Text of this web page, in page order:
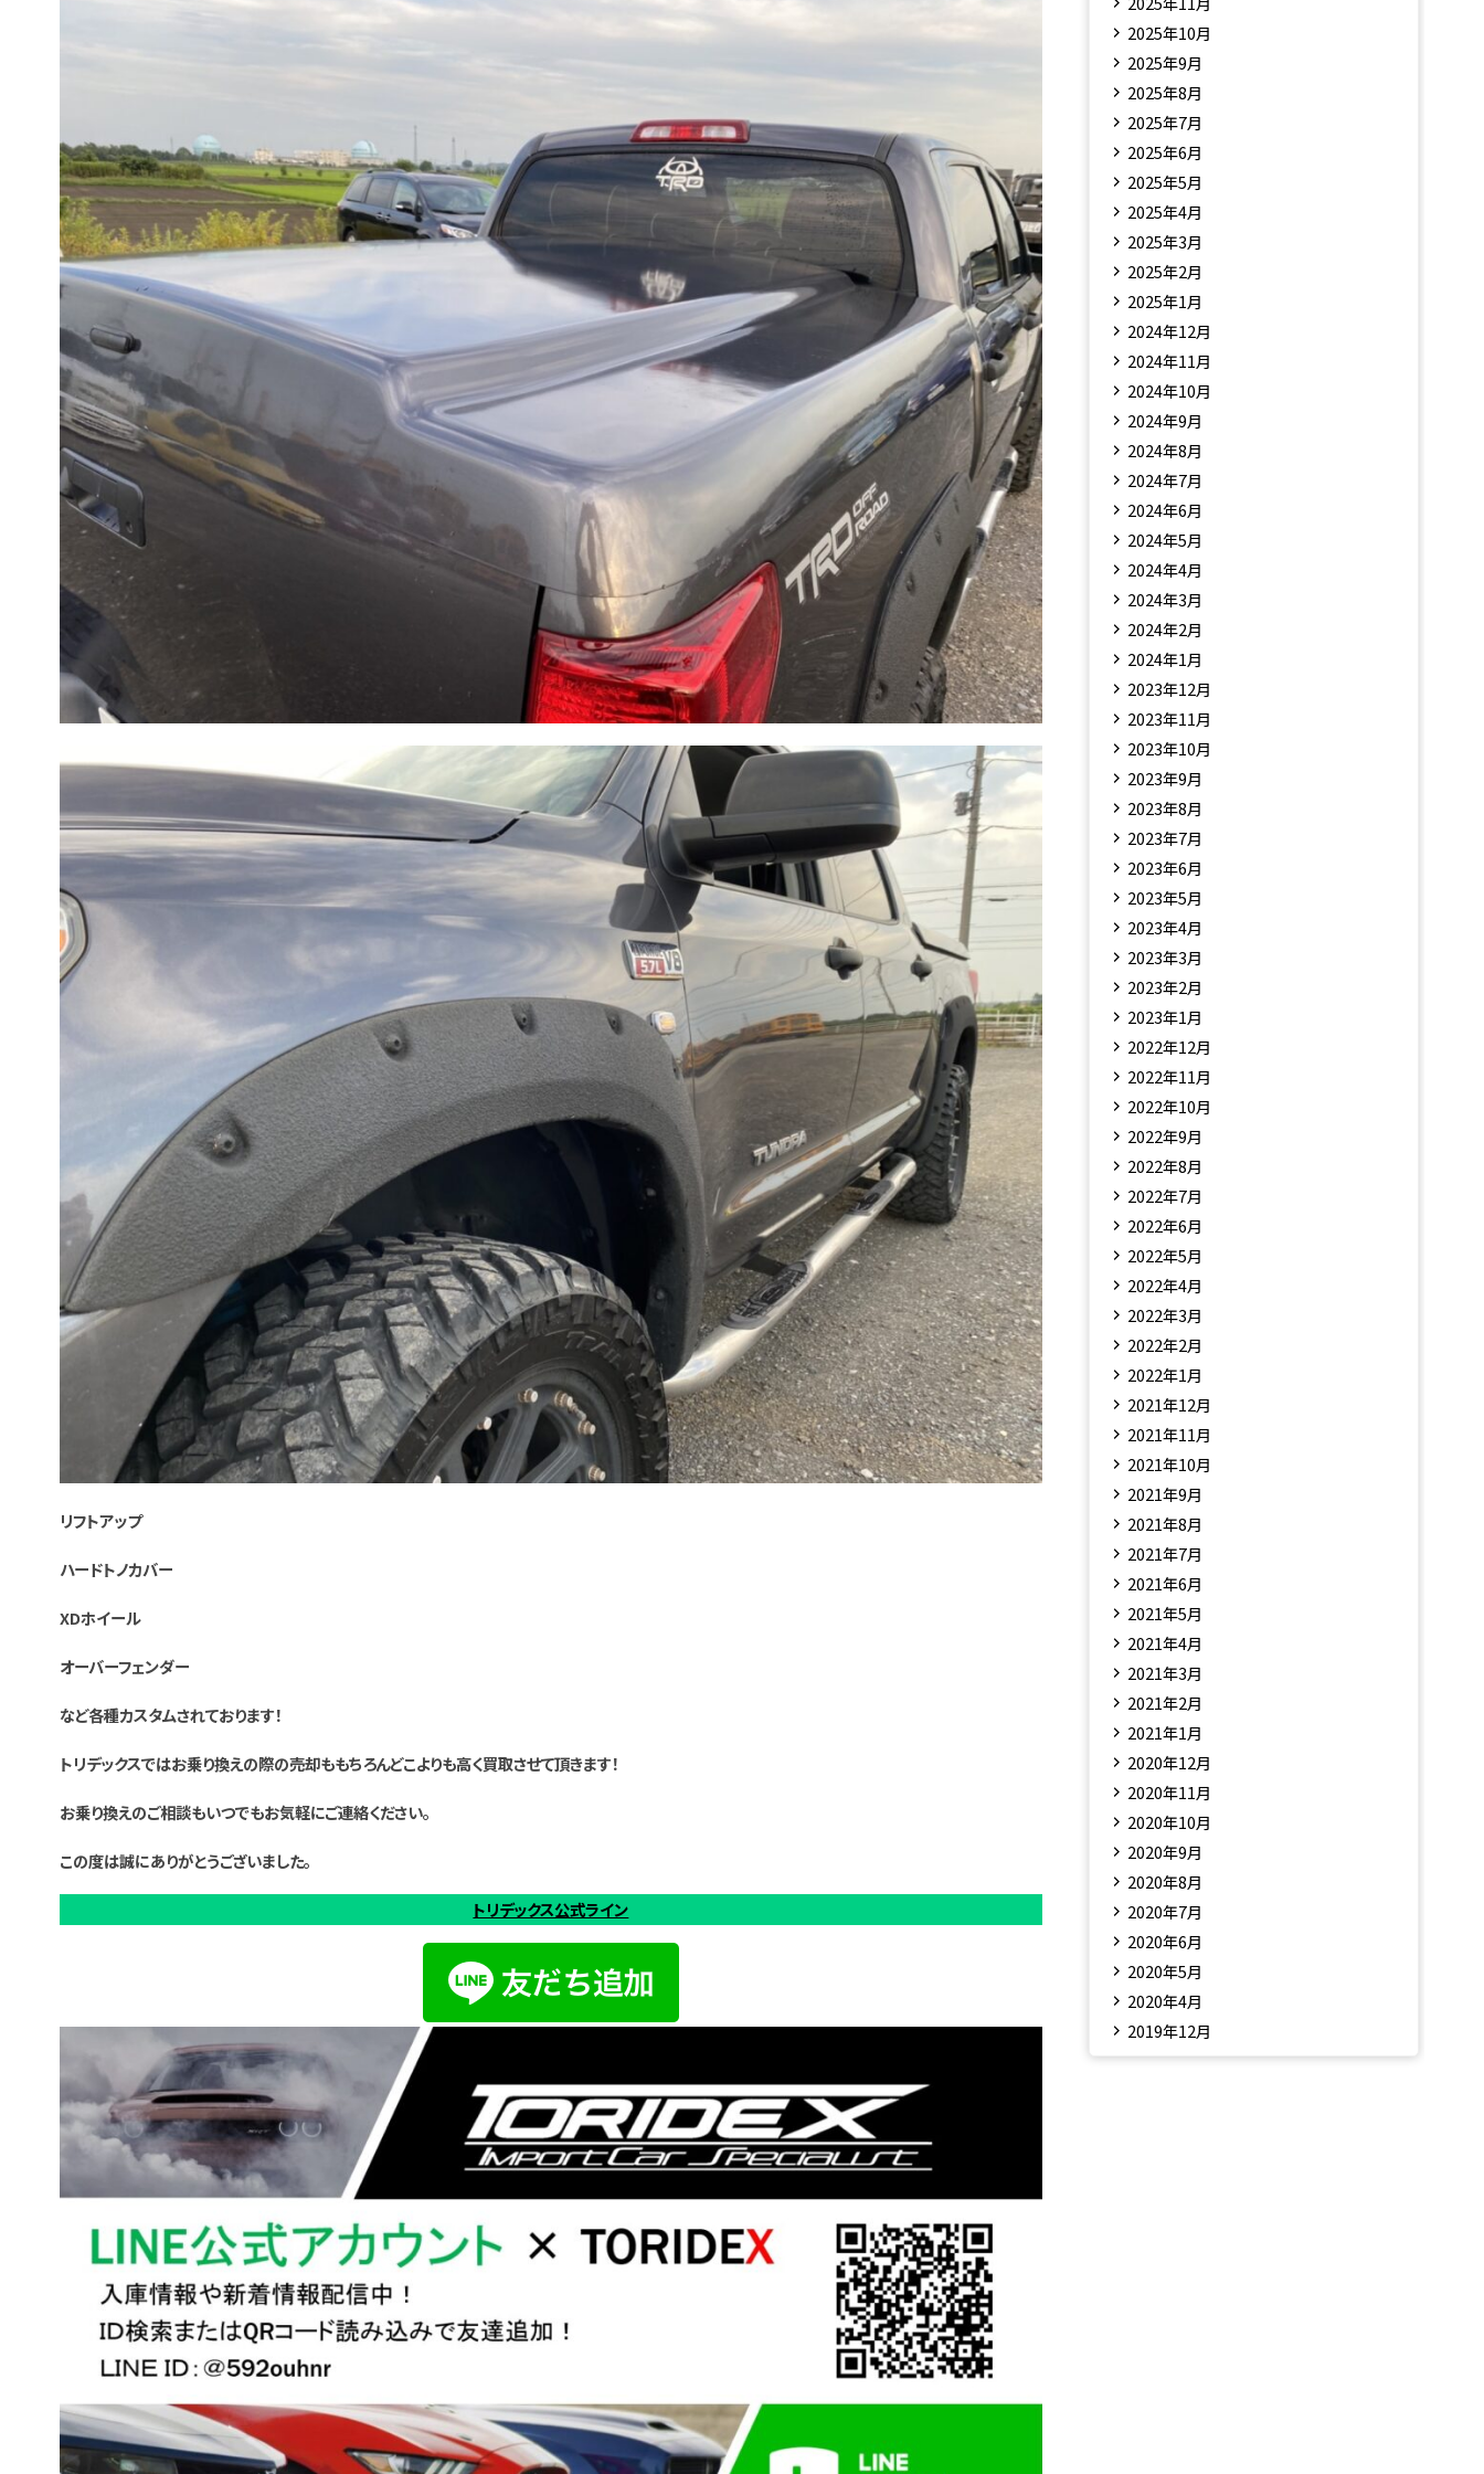
リフトアップ
ハードトノカバー
XDホイール
オーバーフェンダー
など各種カスタムされております！
トリデックスではお乗り換えの際の売却ももちろんどこよりも高く買取させて頂きます！
お乗り換えのご相談もいつでもお気軽にご連絡ください。
この度は誠にありがとうございました。
トリデックス公式ライン
2025年10月
2025年9月
2025年8月
2025年7月
2025年6月
2025年5月
2025年4月
2025年3月
2025年2月
2025年1月
2024年12月
2024年11月
2024年10月
2024年9月
2024年8月
2024年7月
2024年6月
2024年5月
2024年4月
2024年3月
2024年2月
2024年1月
2023年12月
2023年11月
2023年10月
2023年9月
2023年8月
2023年7月
2023年6月
2023年5月
2023年4月
2023年3月
2023年2月
2023年1月
2022年12月
2022年11月
2022年10月
2022年9月
2022年8月
2022年7月
2022年6月
2022年5月
2022年4月
2022年3月
2022年2月
2022年1月
2021年12月
2021年11月
2021年10月
2021年9月
2021年8月
2021年7月
2021年6月
2021年5月
2021年4月
2021年3月
2021年2月
2021年1月
2020年12月
2020年11月
2020年10月
2020年9月
2020年8月
2020年7月
2020年6月
2020年5月
2020年4月
2019年12月